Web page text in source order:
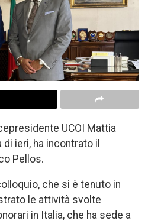
UCOI Mattia
ieri, ha incontrato il
Pellos.
che si è tenuto in
le attività svolte
in Italia, che ha sede a